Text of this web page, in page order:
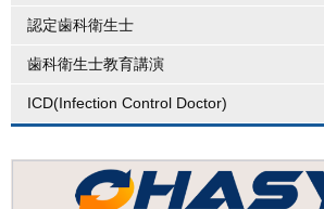
認定歯科衛生士
歯科衛生士教育講演
ICD(Infection Control Doctor)